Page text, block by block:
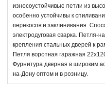
износоустойчивые петли из
особенно устойчивы к
перекосов и заклинивания.
электродуговая сварка. Петля-
крепления стальных дверей к
Петля воротная гаражная
Фурнитура дверная в широким
на-Дону оптом и в розницу.